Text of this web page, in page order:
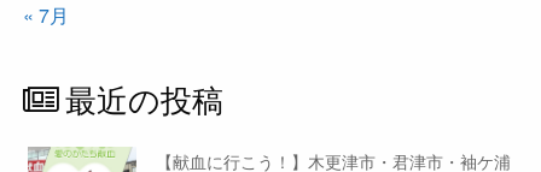
« 7月
最近の投稿
【献血に行こう！】木更津市・君津市・袖ケ浦